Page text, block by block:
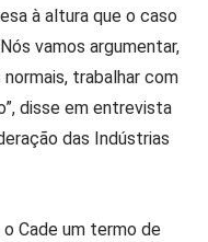
à altura que o caso
vamos argumentar,
trabalhar com
disse em entrevista
das Indústrias
Cade um termo de